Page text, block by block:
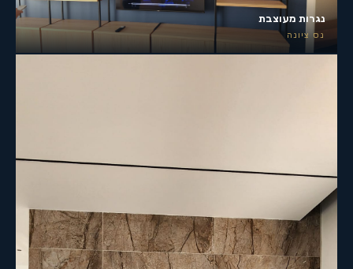
נגרות מעוצבת
נס ציונה